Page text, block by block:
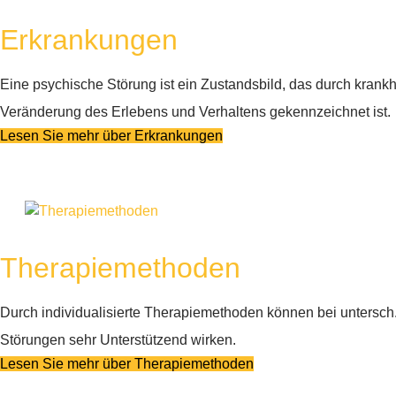
Erkrankungen
Eine psychische Störung ist ein Zustandsbild, das durch
Veränderung des Erlebens und Verhaltens gekennzeichnet ist.
Lesen Sie mehr über Erkrankungen
Therapiemethoden
Durch individualisierte Therapiemethoden können bei
Störungen sehr Unterstützend wirken.
Lesen Sie mehr über Therapiemethoden